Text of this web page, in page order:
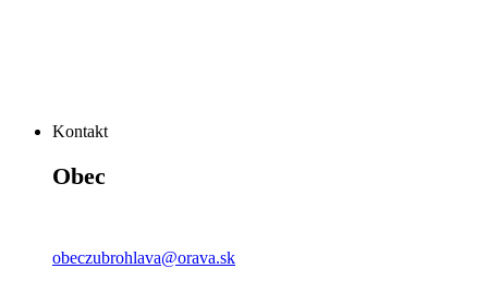
Kontakt
Obec
obeczubrohlava@orava.sk